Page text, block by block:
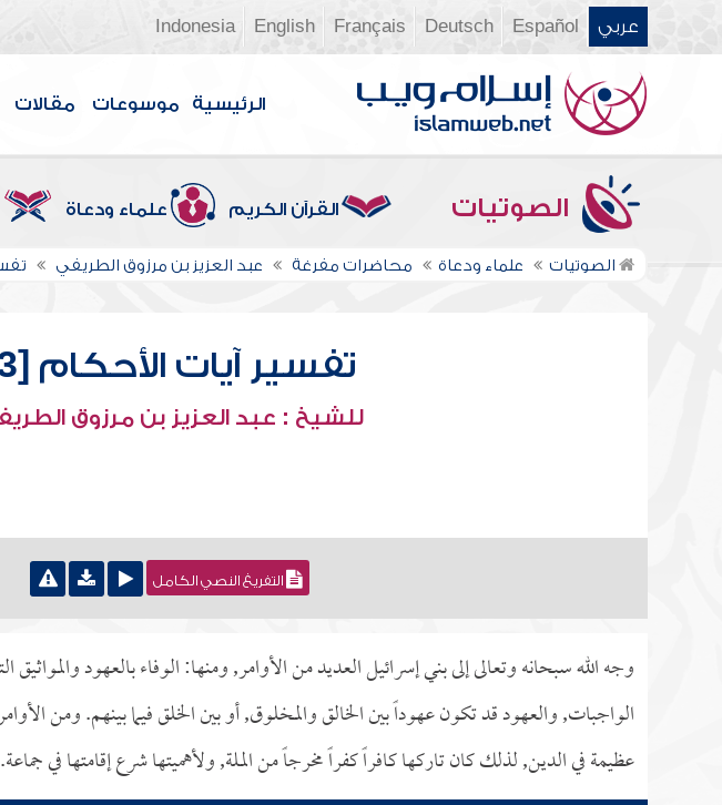
عربي Español
Deutsch
Français
English
Indonesia
الرئيسية موسوعات مقالات
الصوتيات القرآن الكريم علماء ودعاة
الصوتيات علماء ودعاة محاضرات مفرغة عبد العزيز بن مرزوق الطريفي
تفسير آيات الأحكام [3]
للشيخ : عبد العزيز بن مرزوق
التفريغ النصي الكامل
وجه الله سبحانه وتعالى إلى بني إسرائيل العديد من الأوامر, ومنها: الوفاء بالعهود
الواجبات, والعهود قد تكون عهوداً بين الخالق والمخلوق, أو بين الخلق فيما بينهم. ومن
عظيمة في الدين, لذلك كان تاركها كافراً كفراً مخرجاً من الملة, ولأهميتها شرع إقامتها في جماعة.